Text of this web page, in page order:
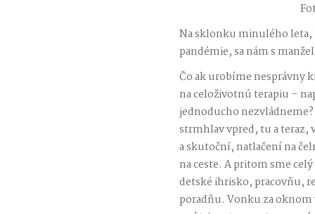
Na sklonku minulého
pandémie, sa nám s
Čo ak urobíme nesprávny
na celoživotnú terapiu –
jednoducho
strmhlav vpred, tu a teraz,
a skutoční, natlačení na
na ceste. A pritom sme
detské ihrisko, pracovňu,
poradňu. Vonku za